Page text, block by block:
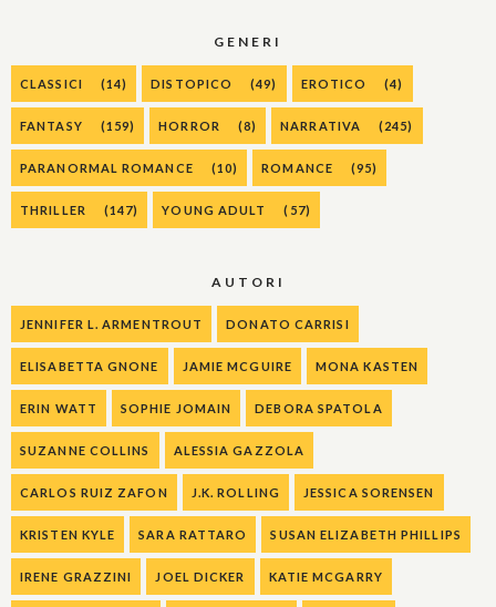
GENERI
CLASSICI (14) DISTOPICO (49) EROTICO (4)
FANTASY (159) HORROR (8) NARRATIVA (245)
PARANORMAL ROMANCE (10) ROMANCE (95)
THRILLER (147) YOUNG ADULT (57)
AUTORI
JENNIFER L. ARMENTROUT DONATO CARRISI
ELISABETTA GNONE JAMIE MCGUIRE MONA KASTEN
ERIN WATT SOPHIE JOMAIN DEBORA SPATOLA
SUZANNE COLLINS ALESSIA GAZZOLA
CARLOS RUIZ ZAFON J.K. ROLLING JESSICA SORENSEN
KRISTEN KYLE SARA RATTARO SUSAN ELIZABETH PHILLIPS
IRENE GRAZZINI JOEL DICKER KATIE MCGARRY